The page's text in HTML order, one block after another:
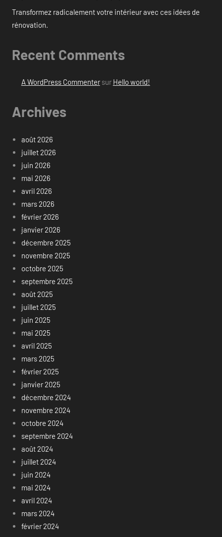
Transformez radicalement votre intérieur avec ces idées de
rénovation.
Recent Comments
A WordPress Commentersur Hello world!
Archives
août 2026
juillet 2026
juin 2026
mai 2026
avril 2026
mars 2026
février 2026
janvier 2026
décembre 2025
novembre 2025
octobre 2025
septembre 2025
août 2025
juillet 2025
juin 2025
mai 2025
avril 2025
mars 2025
février 2025
janvier 2025
décembre 2024
novembre 2024
octobre 2024
septembre 2024
août 2024
juillet 2024
juin 2024
mai 2024
avril 2024
mars 2024
février 2024